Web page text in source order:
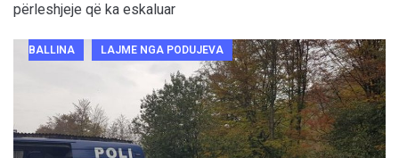
përleshjeje që ka eskaluar
BALLINA LAJME NGA PODUJEVA